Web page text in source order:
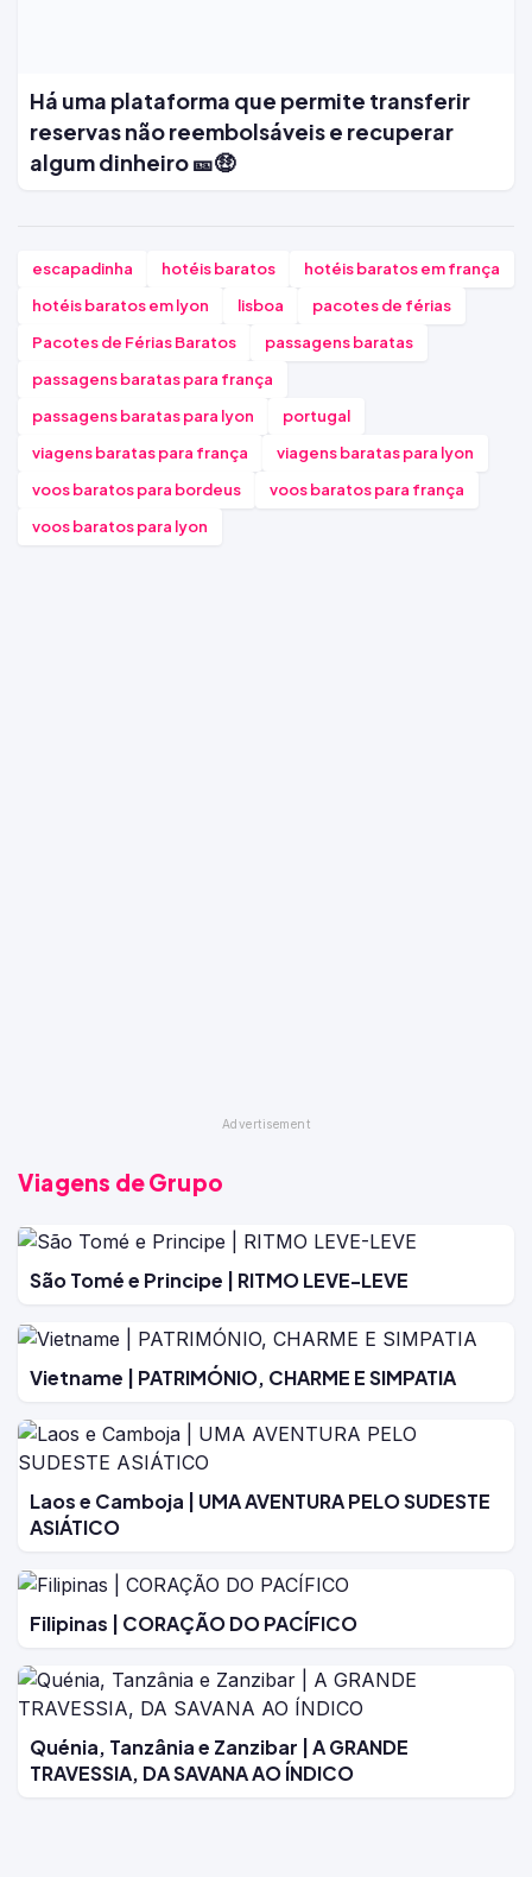
Há uma plataforma que permite transferir
reservas não reembolsáveis e recuperar
algum dinheiro 🎫🤑
escapadinha hotéis baratos
hotéis baratos em frança
hotéis baratos em lyon
lisboa
pacotes de férias
Pacotes de Férias Baratos
passagens baratas
passagens baratas para frança
passagens baratas para lyon
portugal
viagens baratas para frança
viagens baratas para lyon
voos baratos para bordeus
voos baratos para frança
voos baratos para lyon
Viagens de Grupo
São Tomé e Principe | RITMO LEVE-LEVE
Vietname | PATRIMÓNIO, CHARME E SIMPATIA
Laos e Camboja | UMA AVENTURA PELO SUDESTE
ASIÁTICO
Filipinas | CORAÇÃO DO PACÍFICO
Quénia, Tanzânia e Zanzibar | A GRANDE
TRAVESSIA, DA SAVANA AO ÍNDICO